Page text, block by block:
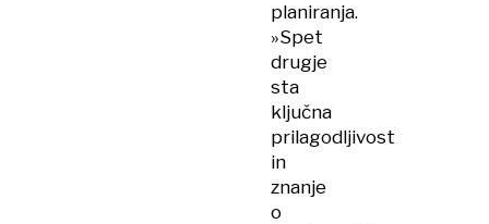
planiranja.
»Spet
drugje
sta
ključna
prilagodljivost
in
znanje
o